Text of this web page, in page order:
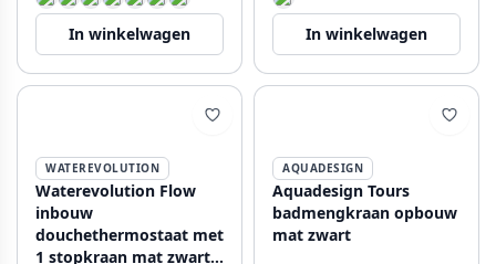
In winkelwagen In winkelwagen
WATEREVOLUTION
Waterevolution Flow
inbouw
douchethermostaat met
1 stopkraan mat zwart
AQUADESIGN
Aquadesign Tours
badmengkraan opbouw
mat zwart